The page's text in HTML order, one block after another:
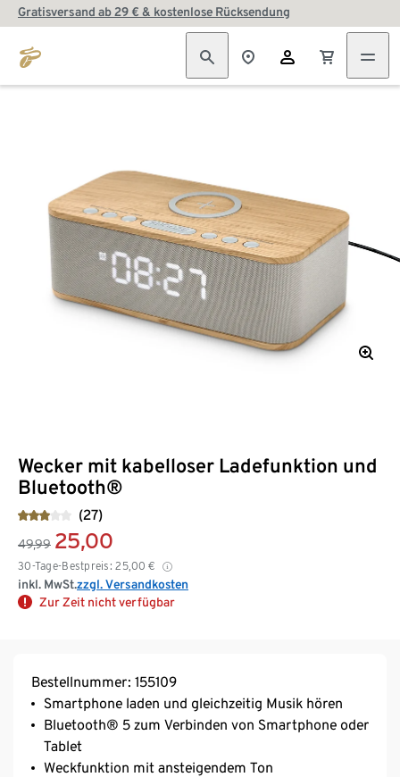
Gratisversand ab 29 € & kostenlose Rücksendung
Wecker mit kabelloser Ladefunktion und
Bluetooth®
(27)
49,99 25,00
30-Tage-Bestpreis: 25,00 €
inkl. MwSt.zzgl. Versandkosten
Zur Zeit nicht verfügbar
Bestellnummer: 155109
Smartphone laden und gleichzeitig Musik hören
Bluetooth® 5 zum Verbinden von Smartphone oder
Tablet
Weckfunktion mit ansteigendem Ton